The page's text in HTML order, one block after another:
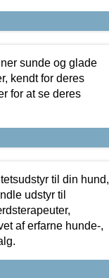
sunde og glade
kendt for deres
for at se deres
til din hund,
udstyr til
af erfarne hunde-,